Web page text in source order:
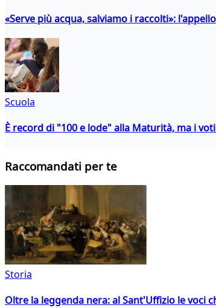
«Serve più acqua, salviamo i raccolti»:
Scuola
È record di "100 e lode" alla Maturità, ma i
Raccomandati per te
Storia
Oltre la leggenda nera: al Sant'Uffizio le voci